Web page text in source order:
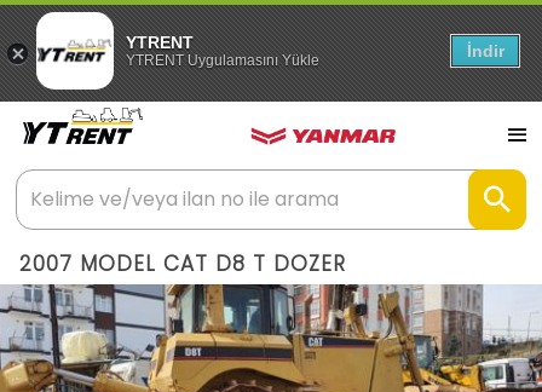
YTRENT
YTRENT Uygulamasını Yükle İndir
2007 MODEL CAT D8 T DOZER